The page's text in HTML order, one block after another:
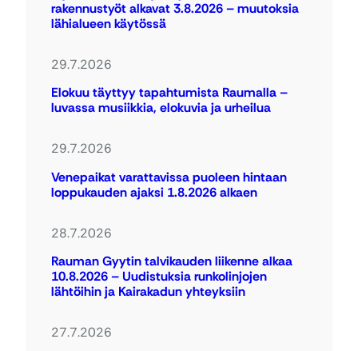
rakennustyöt alkavat 3.8.2026 – muutoksia
lähialueen käytössä
29.7.2026
Elokuu täyttyy tapahtumista Raumalla –
luvassa musiikkia, elokuvia ja urheilua
29.7.2026
Venepaikat varattavissa puoleen hintaan
loppukauden ajaksi 1.8.2026 alkaen
28.7.2026
Rauman Gyytin talvikauden liikenne alkaa
10.8.2026 – Uudistuksia runkolinjojen
lähtöihin ja Kairakadun yhteyksiin
27.7.2026